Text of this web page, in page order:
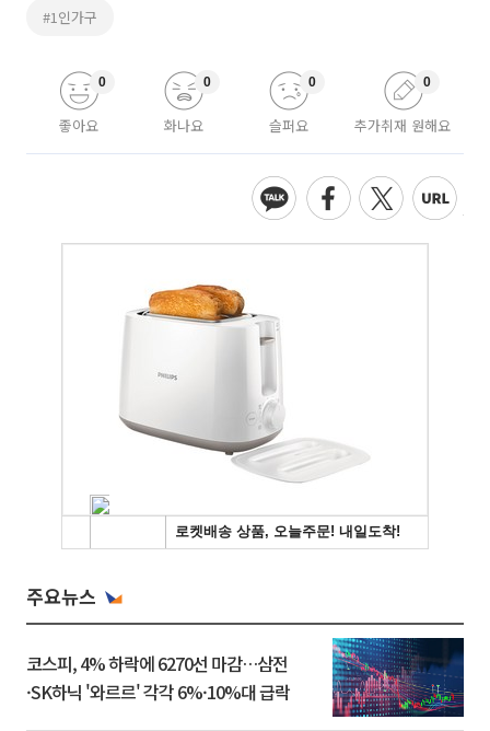
#1인가구
좋아요
0
화나요
0
슬퍼요
0
추가취재 원해요
0
주요뉴스
코스피, 4% 하락에 6270선 마감…삼전
·SK하닉 '와르르' 각각 6%·10%대 급락